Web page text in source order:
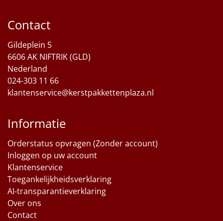
Contact
Gildeplein 5
6606 AK NIFTRIK (GLD)
Nederland
024-303 11 66
klantenservice@kerstpakkettenplaza.nl
Informatie
Orderstatus opvragen (Zonder account)
Inloggen op uw account
Klantenservice
Toegankelijkheidsverklaring
AI-transparantieverklaring
Over ons
Contact